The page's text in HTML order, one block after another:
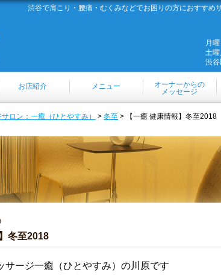
渋谷で肩こり・腰痛・むくみなどでお困りの方におすすめ
月
土
渋
お店紹介 メニュー
オーナーからの
メッセージ
ロン：一癒（ひとやすみ） > 冬至 > 【一癒 健康情報】冬至2018
冬至2018
サージ一癒（ひとやすみ）の川原です